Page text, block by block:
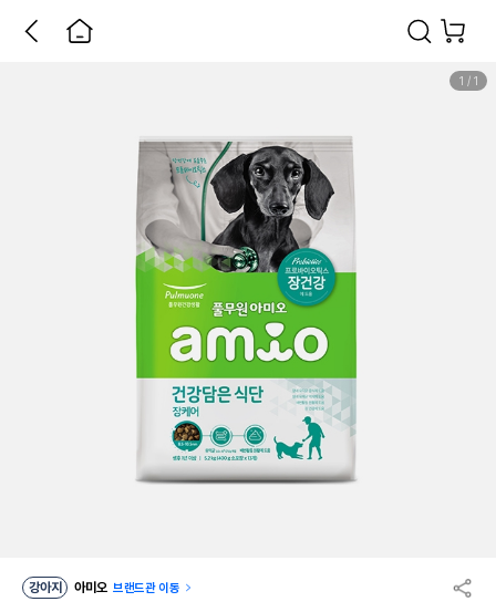
1 / 1
강아지 아미오 브랜드관 이동